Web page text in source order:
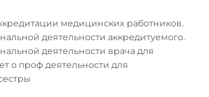
медицинских работников.
деятельности аккредитуемого.
деятельности врача для
о проф деятельности для